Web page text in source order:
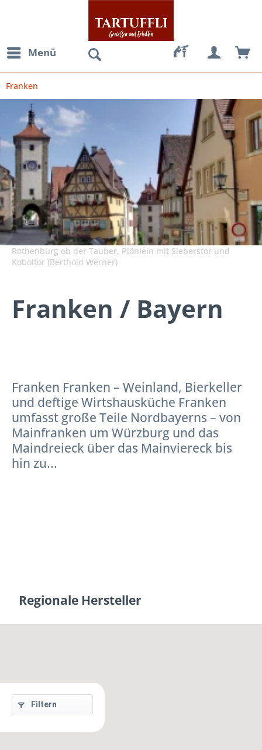
Menü
Franken
Rothenburg ob der Tauber, Plönlein mit Sieberstor und
Koboltor (Berthold Werner)
Franken / Bayern
Franken Franken – Weinland, Bierkeller
und deftige Wirtshausküche Franken
umfasst große Teile Nordbayerns – von
Mainfranken um Würzburg und das
Maindreieck über das Mainviereck bis
hin zu...
Regionale Hersteller
Filtern